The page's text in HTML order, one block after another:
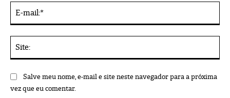
Salve meu nome, e-mail e site neste navegador para a próxima
vez que eu comentar.